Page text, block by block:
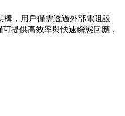
構，用戶僅需透過外部電阻設
提供高效率與快速瞬態回應，